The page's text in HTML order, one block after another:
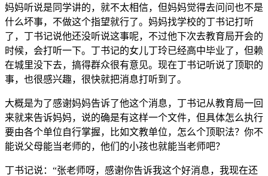
妈妈听说是同学讲的，就不太相信，但妈妈觉得去问问也不是
什么坏事，不做这个指望就行了。妈妈找学校的丁书记打听
了，丁书记说他还没听说这事呢，不过他下次去教育局开会的
时候，会打听一下。丁书记的女儿丁玲已经高中毕业了，但赖
在城里没下去，搞得群众很有意见。现在丁书记听说了顶职的
事，也很感兴趣，很快就把消息打听到了。
大概是为了感谢妈妈告诉了他这个消息，丁书记从教育局一回
来就来告诉妈妈，说的确是有这样一个文件，但具体怎么执行
要由各个单位自行掌握，比如文教单位，怎么个顶职法？你不
能说父母能当老师的，他们的小孩也就能当老师吧？
丁书记说：“张老师呀，感谢你告诉我这个好消息，我现在还